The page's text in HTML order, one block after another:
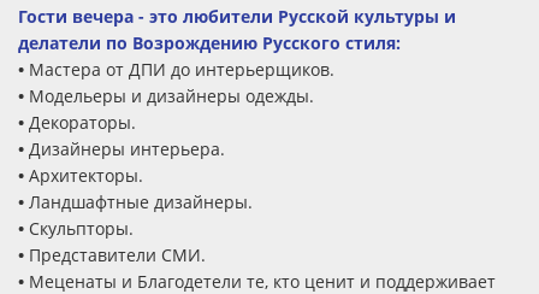
Гости вечера - это любители Русской культуры и
делатели по Возрождению Русского стиля:
• Мастера от ДПИ до интерьерщиков.
• Модельеры и дизайнеры одежды.
• Декораторы.
• Дизайнеры интерьера.
• Архитекторы.
• Ландшафтные дизайнеры.
• Скульпторы.
• Представители СМИ.
• Меценаты и Благодетели те, кто ценит и поддерживает